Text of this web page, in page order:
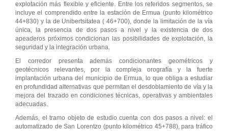
explotación más flexible y eficiente. Entre los referidos segmentos, se
incluye el comprendido entre la estación de Ermua (punto kilométrico
44+830) y la de Unibertsitatea ( 46+700), donde la limitación de la vía
única, la presencia de dos pasos a nivel y la existencia de dos
apeaderos próximos condicionan las posibilidades de explotación, la
seguridad y la integración urbana.
El corredor presenta además condicionantes geométricos y
geotécnicos relevantes, por la compleja orografía y la fuerte
implantación urbana del municipio de Ermua, lo que obliga a estudiar
en profundidad alternativas que permitan el desdoblamiento de vía y la
mejora del trazado en condiciones técnicas, operativas y ambientales
adecuadas.
Además, el tramo objeto de estudio cuenta con dos pasos a nivel: el
automatizado de San Lorentzo (punto kilométrico 45+788), para tráfico